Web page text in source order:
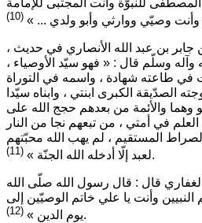
، وأنت وصيّي ووارثي وأبو ولدي ... » (10)
بن عبد الله الأنصاري في حديث ،
وآله وسلّم قال : « فهو سيّد الأوصياء ،
في طاعته شهادة ، واسمه في التوراة
الصدّيقة الكبرى ابنتي ، وابناه سيّدا
وهما والأئمة من بعدهم حجج الله على
العلم في أمتي ، من تبعهم نجا من النار
المستقيم ، لم يهب الله محبّتهم
لعبد إلّا أدخله الله الجنّة » (11) .
قال : قال رسول الله صلّى الله
النبيين وأنت يا علي خاتم الوصيّين إلى
يوم الدين » (12) .